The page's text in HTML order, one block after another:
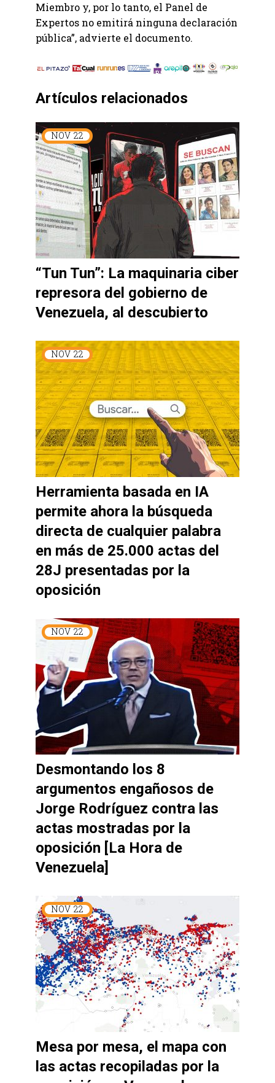
Miembro y, por lo tanto, el Panel de
Expertos no emitirá ninguna declaración
pública”, advierte el documento.
Artículos relacionados
NOV 22
“Tun Tun”: La maquinaria ciber
represora del gobierno de
Venezuela, al descubierto
NOV 22
Herramienta basada en IA
permite ahora la búsqueda
directa de cualquier palabra
en más de 25.000 actas del
28J presentadas por la
oposición
NOV 22
Desmontando los 8
argumentos engañosos de
Jorge Rodríguez contra las
actas mostradas por la
oposición [La Hora de
Venezuela]
NOV 22
Mesa por mesa, el mapa con
las actas recopiladas por la